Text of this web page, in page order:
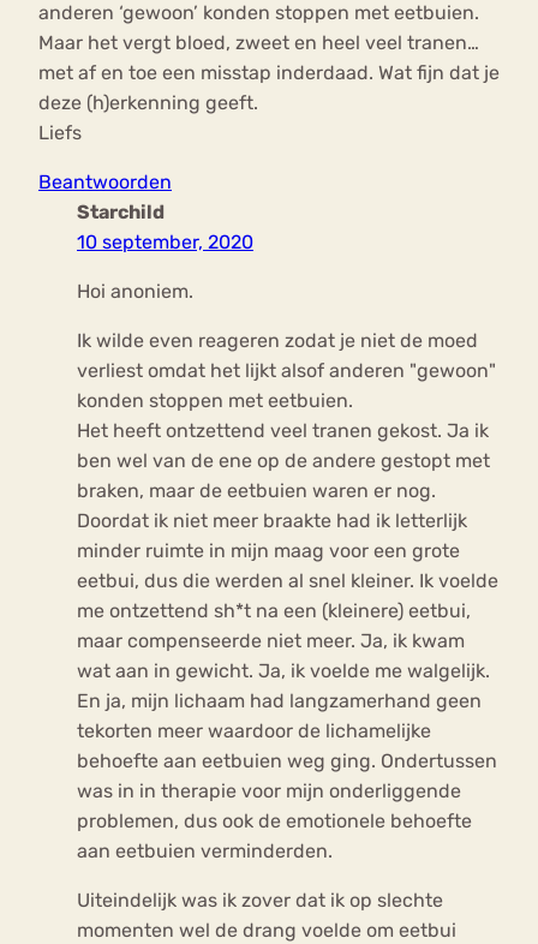
anderen ‘gewoon’ konden stoppen met eetbuien.
Maar het vergt bloed, zweet en heel veel tranen…
met af en toe een misstap inderdaad. Wat fijn dat je
deze (h)erkenning geeft.
Liefs
Beantwoorden
Starchild
10 september, 2020
Hoi anoniem.
Ik wilde even reageren zodat je niet de moed
verliest omdat het lijkt alsof anderen "gewoon"
konden stoppen met eetbuien.
Het heeft ontzettend veel tranen gekost. Ja ik
ben wel van de ene op de andere gestopt met
braken, maar de eetbuien waren er nog.
Doordat ik niet meer braakte had ik letterlijk
minder ruimte in mijn maag voor een grote
eetbui, dus die werden al snel kleiner. Ik voelde
me ontzettend sh*t na een (kleinere) eetbui,
maar compenseerde niet meer. Ja, ik kwam
wat aan in gewicht. Ja, ik voelde me walgelijk.
En ja, mijn lichaam had langzamerhand geen
tekorten meer waardoor de lichamelijke
behoefte aan eetbuien weg ging. Ondertussen
was in in therapie voor mijn onderliggende
problemen, dus ook de emotionele behoefte
aan eetbuien verminderden.
Uiteindelijk was ik zover dat ik op slechte
momenten wel de drang voelde om eetbui